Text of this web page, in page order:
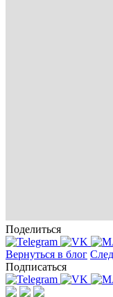
Поделиться
Вернуться в блог
Подписаться